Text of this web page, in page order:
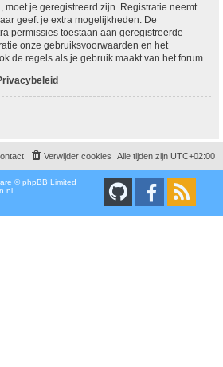
moet je geregistreerd zijn. Registratie neemt
geeft je extra mogelijkheden. De
permissies toestaan aan geregistreerde
onze gebruiksvoorwaarden en het
de regels als je gebruik maakt van het forum.
Alle tijden zijn UTC+02:00
Verwijder cookies
© phpBB Limited